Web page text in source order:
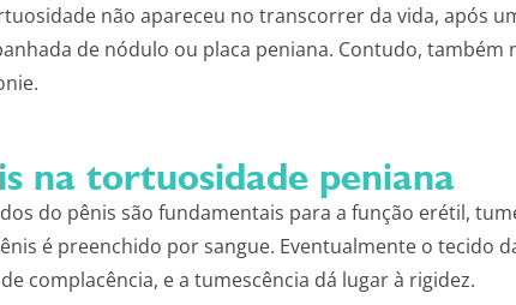
não apareceu no transcorrer da vida, após
de nódulo ou placa peniana. Contudo, também
na tortuosidade peniana
do pênis são fundamentais para a função erétil,
é preenchido por sangue. Eventualmente o tecido
complacência, e a tumescência dá lugar à rigidez.